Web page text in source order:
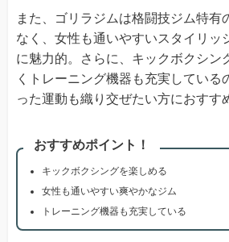
また、ゴリラジムは格闘技ジム特有
なく、女性も通いやすいスタイリッ
に魅力的。さらに、キックボクシン
くトレーニング機器も充実している
った運動も織り交ぜたい方におすす
おすすめポイント！
キックボクシングを楽しめる
女性も通いやすい爽やかなジム
トレーニング機器も充実している